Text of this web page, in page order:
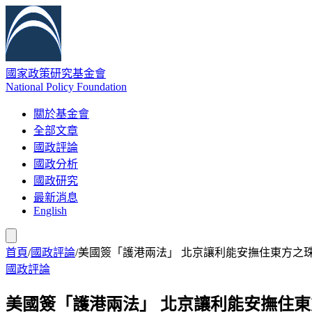
國家政策研究基金會
National Policy Foundation
關於基金會
全部文章
國政評論
國政分析
國政研究
最新消息
English
首頁/國政評論/美國簽「護港兩法」 北京讓利能安撫住東方之
國政評論
美國簽「護港兩法」 北京讓利能安撫住